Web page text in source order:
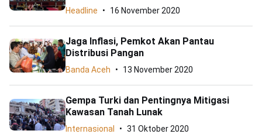
Headline 16 November 2020
Jaga Inflasi, Pemkot Akan Pantau
Distribusi Pangan
Banda Aceh 13 November 2020
Gempa Turki dan Pentingnya Mitigasi
Kawasan Tanah Lunak
Internasional 31 Oktober 2020